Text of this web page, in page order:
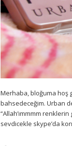
Merhaba, bloğuma hoş
bahsedeceğim. Urban
“Allah’ımmmm
sevdicekle skype’da